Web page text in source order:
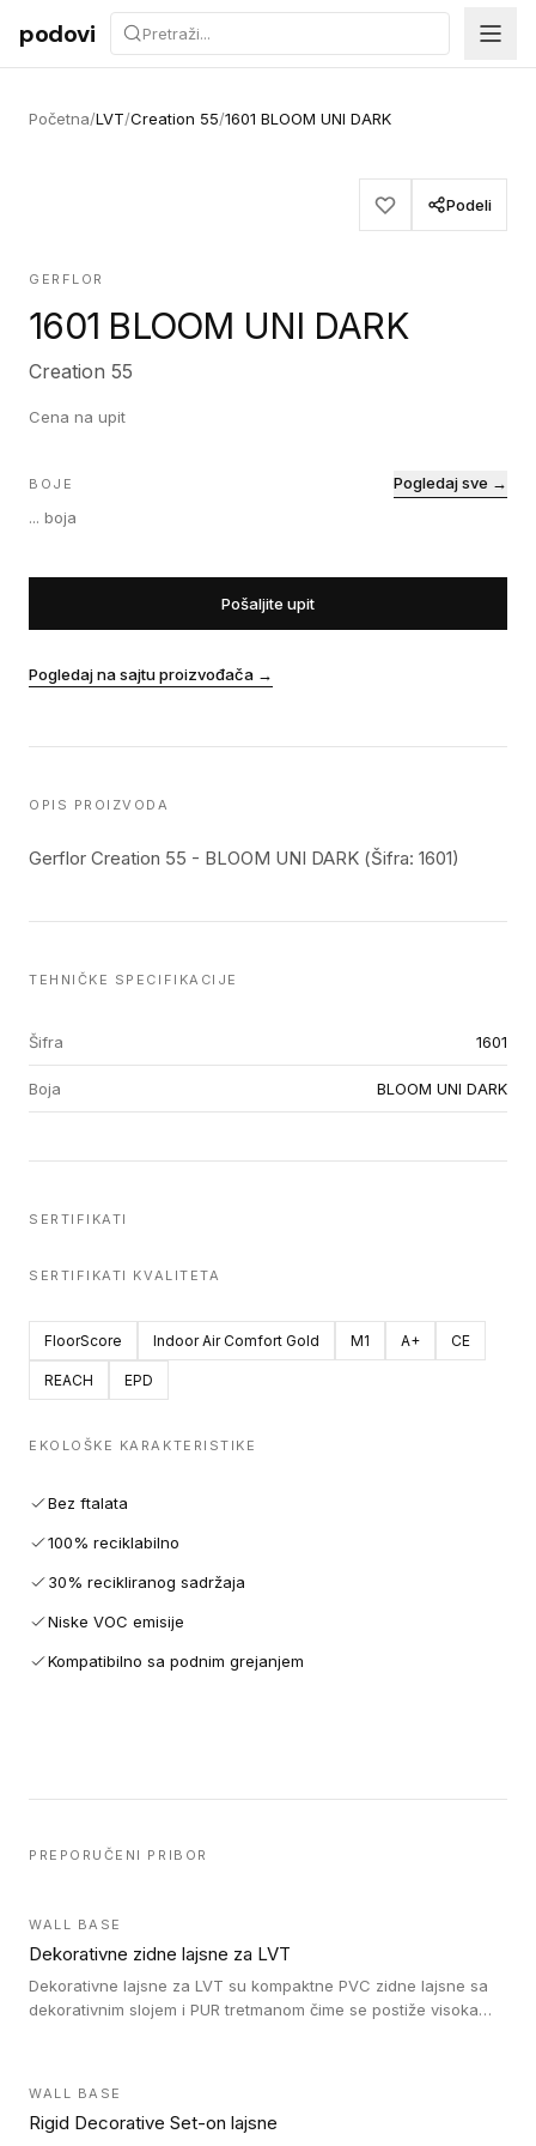
Preskoči na sadržaj
podovi
Početna/LVT/Creation 55/1601 BLOOM UNI DARK
Podeli
GERFLOR
1601 BLOOM UNI DARK
Creation 55
Cena na upit
BOJE
... boja
Pogledaj sve →
Pošaljite upit
Pogledaj na sajtu proizvođača →
OPIS PROIZVODA
Gerflor Creation 55 - BLOOM UNI DARK (Šifra: 1601)
TEHNIČKE SPECIFIKACIJE
Šifra 1601
Boja BLOOM UNI DARK
SERTIFIKATI
SERTIFIKATI KVALITETA
FloorScore Indoor Air Comfort Gold M1 A+ CE
REACH EPD
EKOLOŠKE KARAKTERISTIKE
Bez ftalata
100% reciklabilno
30% recikliranog sadržaja
Niske VOC emisije
Kompatibilno sa podnim grejanjem
PREPORUČENI PRIBOR
WALL BASE
Dekorativne zidne lajsne za LVT
Dekorativne lajsne za LVT su kompaktne PVC zidne lajsne sa
dekorativnim slojem i PUR tretmanom čime se postiže visoka
WALL BASE
Rigid Decorative Set-on lajsne